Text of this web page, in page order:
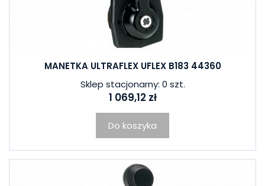
MANETKA ULTRAFLEX UFLEX B183 44360
Sklep stacjonarny: 0 szt.
1 069,12 zł
Do koszyka